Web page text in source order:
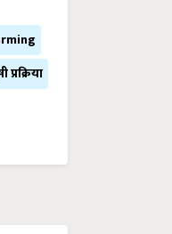
प्रक्रिया